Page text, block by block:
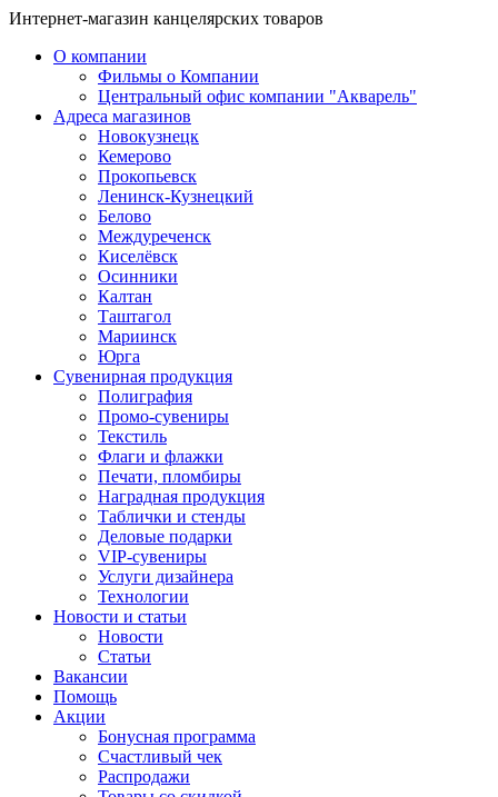
Интернет-магазин канцелярских товаров
О компании
Фильмы о Компании
Центральный офис компании "Акварель"
Адреса магазинов
Новокузнецк
Кемерово
Прокопьевск
Ленинск-Кузнецкий
Белово
Междуреченск
Киселёвск
Осинники
Калтан
Таштагол
Мариинск
Юрга
Сувенирная продукция
Полиграфия
Промо-сувениры
Текстиль
Флаги и флажки
Печати, пломбиры
Наградная продукция
Таблички и стенды
Деловые подарки
VIP-сувениры
Услуги дизайнера
Технологии
Новости и статьи
Новости
Статьи
Вакансии
Помощь
Акции
Бонусная программа
Счастливый чек
Распродажи